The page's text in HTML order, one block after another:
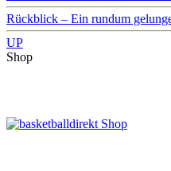
Rückblick – Ein rundum
UP
Shop